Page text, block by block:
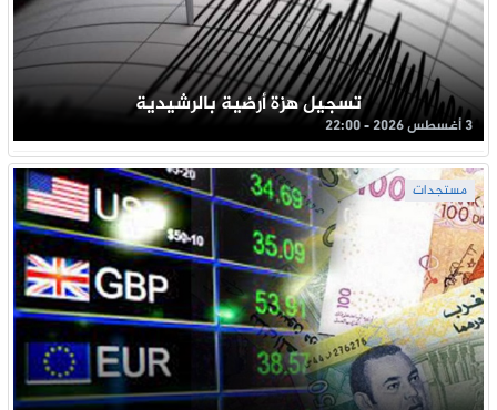
تسجيل هزة أرضية بالرشيدية
3 أغسطس 2026 - 22:00
مستجدات